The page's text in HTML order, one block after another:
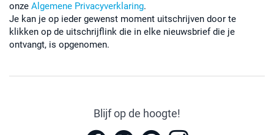
onze Algemene Privacyverklaring.
Je kan je op ieder gewenst moment uitschrijven door te
klikken op de uitschrijflink die in elke nieuwsbrief die je
ontvangt, is opgenomen.
Blijf op de hoogte!